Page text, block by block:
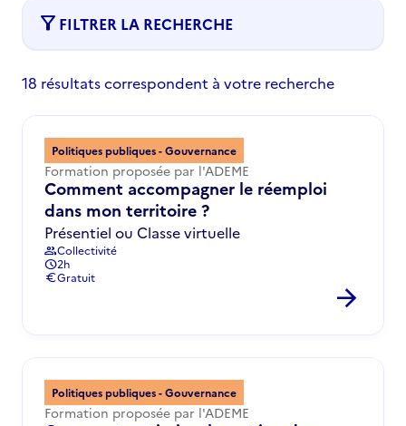
filter_alt FILTRER LA RECHERCHE
18 résultats correspondent à votre recherche
Politiques publiques - Gouvernance
Formation proposée par l'ADEME
Comment accompagner le réemploi
dans mon territoire ?
Présentiel ou Classe virtuelle
groupCollectivité
schedule2h
euroGratuit
arrow_forward
Politiques publiques - Gouvernance
Formation proposée par l'ADEME